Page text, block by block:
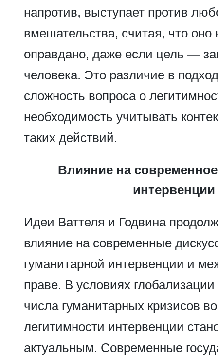
напротив, выступает против
вмешательства, считая, что
оправдано, даже если цель —
человека. Это различие в
сложность вопроса о
необходимость учитывать
таких действий.
Влияние на
интервенции
Идеи Ваттеля и Годвина
влияние на современные
гуманитарной интервенции и
праве. В условиях
числа гуманитарных кризисов
легитимности интервенции
актуальным. Современные